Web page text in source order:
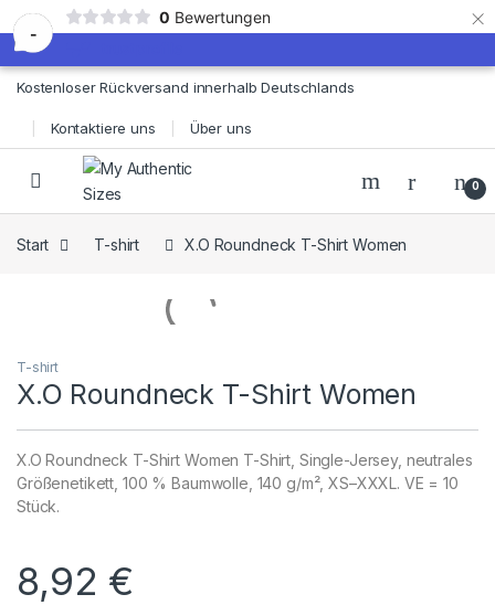
-
0 Bewertungen ×
Skip to navigation
Skip to content
Kostenloser Rückversand innerhalb Deutschlands
Kontaktiere uns Über uns
0
Start T-shirt X.O Roundneck T-Shirt Women
T-shirt
X.O Roundneck T-Shirt Women
X.O Roundneck T-Shirt Women T-Shirt, Single-Jersey, neutrales
Größenetikett, 100 % Baumwolle, 140 g/m², XS–XXXL. VE = 10
Stück.
8,92 €